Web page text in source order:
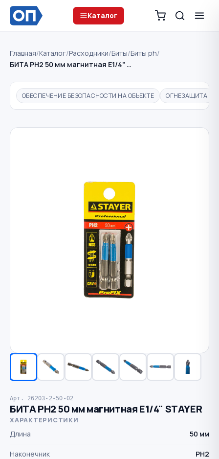
Каталог
Главная/Каталог/Расходники/Биты/Биты ph/
БИТА PH2 50 мм магнитная Е1/4" …
ОБЕСПЕЧЕНИЕ БЕЗОПАСНОСТИ НА ОБЪЕКТЕ ОГНЕЗАЩИТА
Арт. 26203-2-50-02
БИТА PH2 50 мм магнитная Е1/4" STAYER
ХАРАКТЕРИСТИКИ
Длина 50 мм
Наконечник PH2